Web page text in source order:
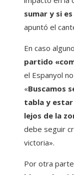
sumar y si
apuntó el
En caso
partido
el Espanyol
«Buscamos
tabla y
lejos de la
debe seguir
victoria».
Por otra